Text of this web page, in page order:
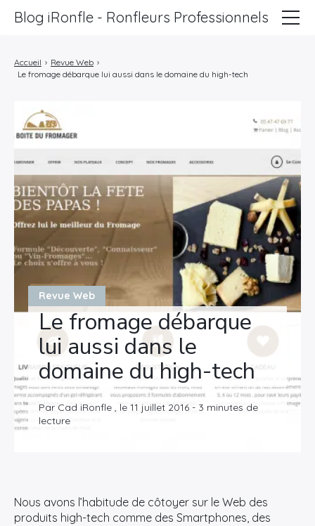
Revue Web
Le fromage débarque
lui aussi dans le
domaine du high-tech
Par Cad iRonfle , le 11 juillet 2016 - 3 minutes de
lecture
Accueil › Revue Web ›
Le fromage débarque lui aussi dans le domaine du high-tech
Nous avons l’habitude de côtoyer sur le Web des
produits high-tech comme des Smartphones, des
Blog iRonfle - Ronfleurs Professionnels
Revue Web
Informatique
Marketing
Entreprises